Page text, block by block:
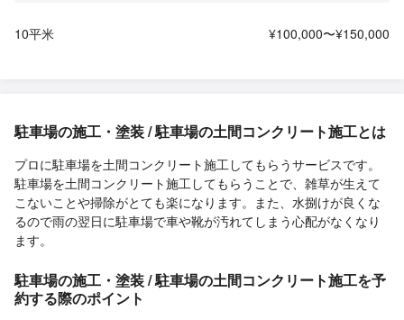
10平米 ¥100,000〜¥150,000
駐車場の施工・塗装 / 駐車場の土間コンクリート施工とは
プロに駐車場を土間コンクリート施工してもらうサービスです。
駐車場を土間コンクリート施工してもらうことで、雑草が生えて
こないことや掃除がとても楽になります。また、水捌けが良くな
るので雨の翌日に駐車場で車や靴が汚れてしまう心配がなくなり
ます。
駐車場の施工・塗装 / 駐車場の土間コンクリート施工を予
約する際のポイント